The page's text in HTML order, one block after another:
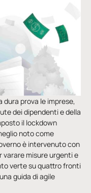
dura prova le imprese,
dei dipendenti e della
il lockdown
noto come
è intervenuto con
varare misure urgenti e
verte su quattro fronti
guida di agile